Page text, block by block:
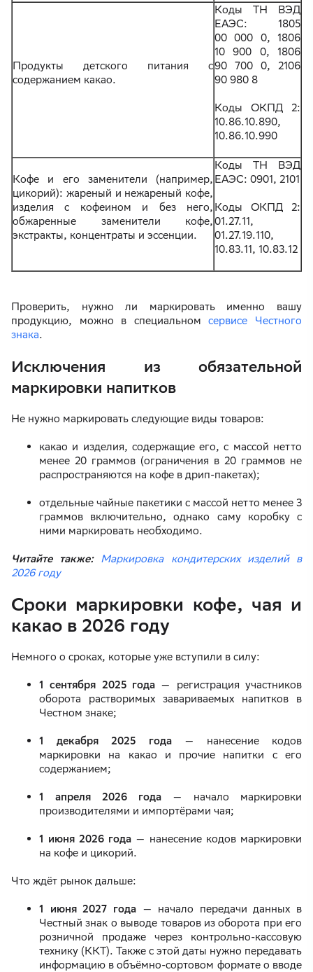
Продукты детского питания с
содержанием какао.
Коды ТН ВЭД
ЕАЭС: 1805
00 000 0, 1806
10 900 0, 1806
90 700 0, 2106
90 980 8
Коды ОКПД 2:
10.86.10.890,
10.86.10.990
Кофе и его заменители (например,
цикорий): жареный и нежареный кофе,
изделия с кофеином и без него,
обжаренные заменители кофе,
экстракты, концентраты и эссенции.
Коды ТН ВЭД
ЕАЭС: 0901, 2101
Коды ОКПД 2:
01.27.11,
01.27.19.110,
10.83.11, 10.83.12
Проверить, нужно ли маркировать именно вашу
продукцию, можно в специальномсервисе Честного
знака.
Исключения из обязательной
маркировки напитков
Не нужно маркировать следующие виды товаров:
какао и изделия, содержащие его, с массой нетто
менее 20 граммов (ограничения в 20 граммов не
распространяются на кофе в дрип-пакетах);
отдельные чайные пакетики с массой нетто менее 3
граммов включительно, однако саму коробку с
ними маркировать необходимо.
Читайте также:
Маркировка кондитерских изделий в
2026 году
Сроки маркировки кофе, чая и
какао в 2026 году
Немного о сроках, которые уже вступили в силу:
1 сентября 2025 года — регистрация участников
оборота растворимых завариваемых напитков в
Честном знаке;
1 декабря 2025 года— нанесение кодов
маркировки на какао и прочие напитки с его
содержанием;
1 апреля 2026 года — начало маркировки
производителями и импортёрами чая;
1 июня 2026 года — нанесение кодов маркировки
на кофе и цикорий.
Что ждёт рынок дальше:
1 июня 2027 года— начало передачи данных в
Честный знак о выводе товаров из оборота при его
розничной продаже через контрольно-кассовую
технику (ККТ). Также с этой даты нужно передавать
информацию в объёмно-сортовом формате о вводе